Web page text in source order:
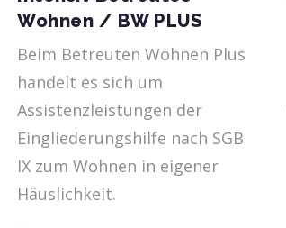
Wohnen / BW PLUS
Beim Betreuten Wohnen Plus
handelt es sich um
Assistenzleistungen der
Eingliederungshilfe nach SGB
IX zum Wohnen in eigener
Häuslichkeit.